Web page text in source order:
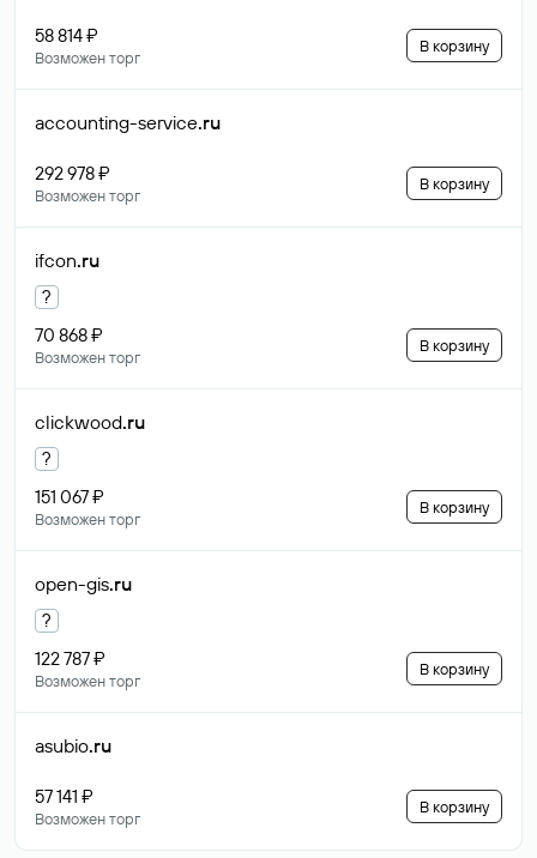
58 814 ₽
Возможен торг
В корзину
accounting-service.ru
292 978 ₽
Возможен торг
В корзину
ifcon.ru
?
70 868 ₽
Возможен торг
В корзину
clickwood.ru
?
151 067 ₽
Возможен торг
В корзину
open-gis.ru
?
122 787 ₽
Возможен торг
В корзину
asubio.ru
57 141 ₽
Возможен торг
В корзину